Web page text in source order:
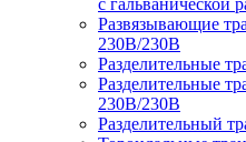
с гальванической
Развязывающие
230В/230В
Разделительные
Разделительные
230В/230В
Разделительный